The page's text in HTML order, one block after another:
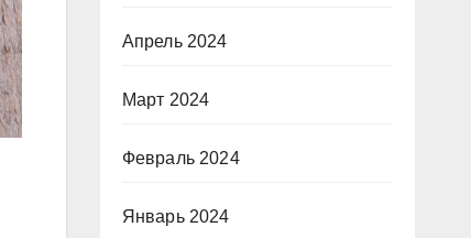
Апрель 2024
Март 2024
Февраль 2024
Январь 2024